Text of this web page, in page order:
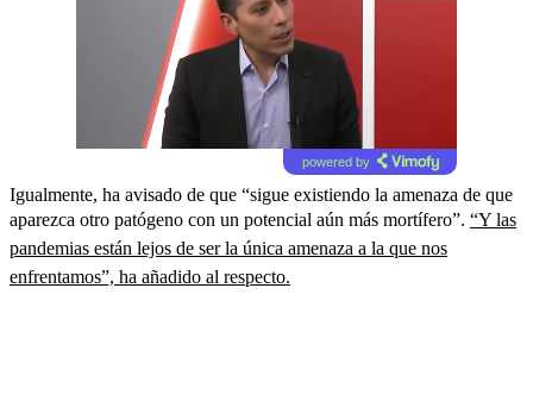
powered by
Igualmente, ha avisado de que “sigue existiendo la amenaza de que
aparezca otro patógeno con un potencial aún más mortífero”. “Y las
pandemias están lejos de ser la única amenaza a la que nos
enfrentamos”, ha añadido al respecto.